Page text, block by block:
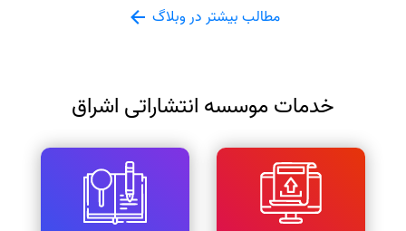
مطالب بیشتر در وبلاگ
خدمات موسسه انتشاراتی اشراق